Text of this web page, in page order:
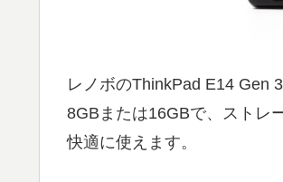
レノボのThinkPad E14 Gen
8GBまたは16GBで、ストレ
快適に使えます。